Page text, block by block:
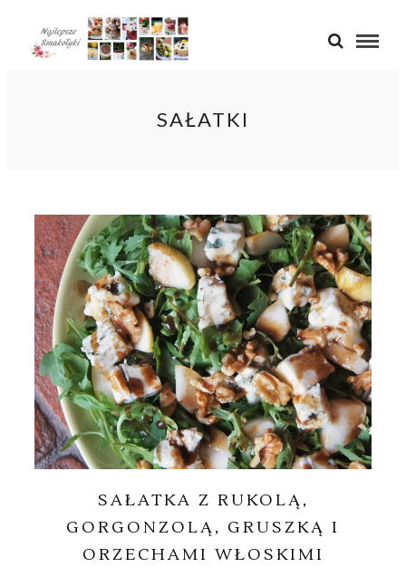
SAŁATKI
SAŁATKA Z RUKOLĄ,
GORGONZOLĄ, GRUSZKĄ I
ORZECHAMI WŁOSKIMI